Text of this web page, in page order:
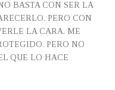
BASTA CON SER LA
PERO CON
LA CARA, ME
PERO NO
QUE LO HACE